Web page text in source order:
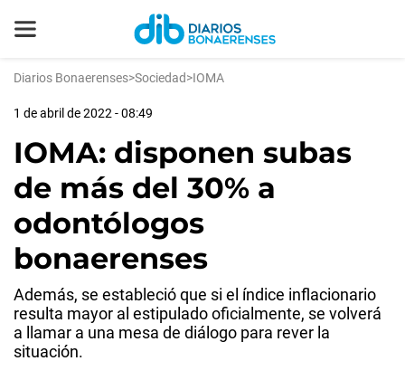
Diarios Bonaerenses>Sociedad>IOMA
1 de abril de 2022 - 08:49
IOMA: disponen subas
de más del 30% a
odontólogos
bonaerenses
Además, se estableció que si el índice inflacionario
resulta mayor al estipulado oficialmente, se volverá
a llamar a una mesa de diálogo para rever la
situación.